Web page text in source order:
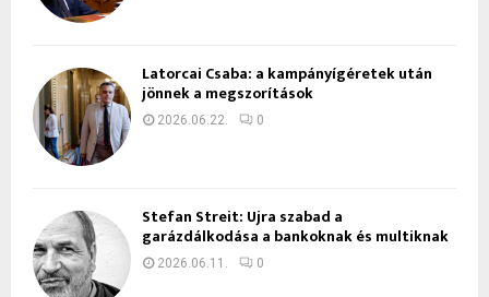
Latorcai Csaba: a kampányígéretek után
jönnek a megszorítások
2026.06.22. 0
Stefan Streit: Újra szabad a
garázdálkodása a bankoknak és multiknak
2026.06.11. 0